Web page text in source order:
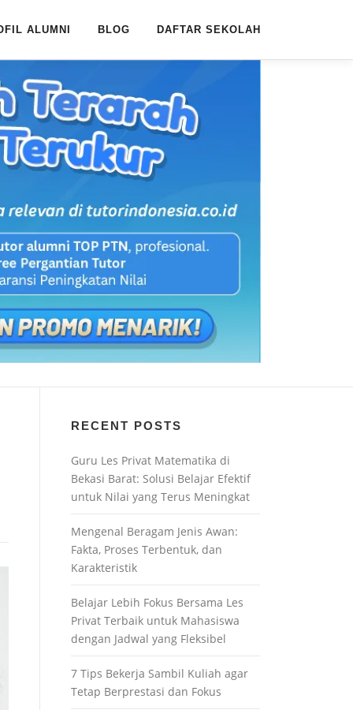
ALUMNI BLOG DAFTAR SEKOLAH
RECENT POSTS
Guru Les Privat Matematika di
Bekasi Barat: Solusi Belajar Efektif
untuk Nilai yang Terus Meningkat
Mengenal Beragam Jenis Awan:
Fakta, Proses Terbentuk, dan
Karakteristik
Belajar Lebih Fokus Bersama Les
Privat Terbaik untuk Mahasiswa
dengan Jadwal yang Fleksibel
7 Tips Bekerja Sambil Kuliah agar
Tetap Berprestasi dan Fokus